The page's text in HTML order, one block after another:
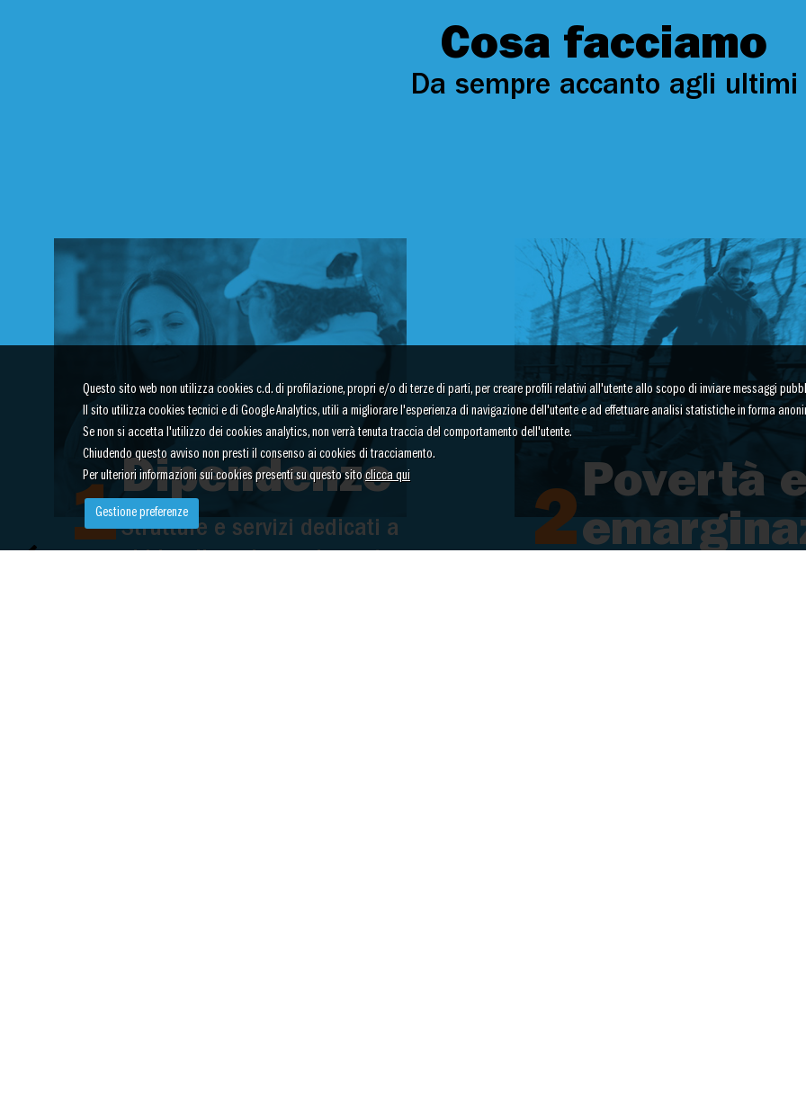
Cosa facciamo
Da sempre accanto agli ultimi
1
Dipendenze
Strutture e servizi dedicati a
2
Povertà
Questo sito web non utilizza cookies c.d. di profilazione, propri e/o di terze di parti, per creare profili relativi all'utente allo scopo di inviare messaggi
Il sito utilizza cookies tecnici e di Google Analytics, utili a migliorare l'esperienza di navigazione dell'utente e ad effettuare analisi statistiche in forma
Se non si accetta l'utilizzo dei cookies analytics, non verrà tenuta traccia del comportamento dell'utente.
Chiudendo questo avviso non presti il consenso ai cookies di tracciamento.
Per ulteriori informazioni sui cookies presenti su questo sitoclicca qui
Gestione preferenze